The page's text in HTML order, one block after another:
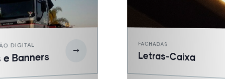
Caixa
SINALIZAÇÃO EXTERNA
Front-Lights